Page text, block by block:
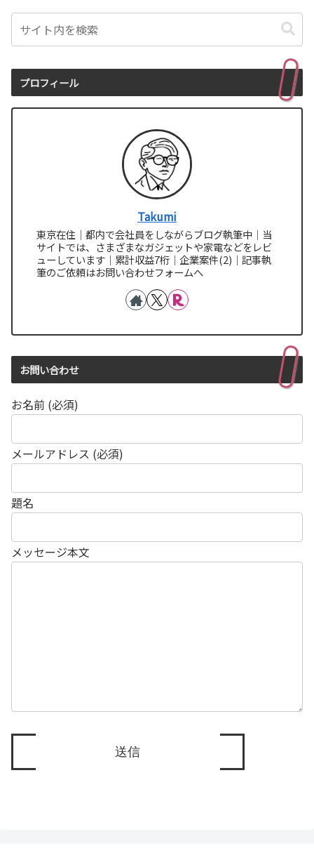
プロフィール
Takumi
東京在住｜都内で会社員をしながらブログ執筆中｜当
サイトでは、さまざまなガジェットや家電などをレビ
ューしています｜累計収益7桁｜企業案件(2)｜記事執
筆のご依頼はお問い合わせフォームへ
お問い合わせ
お名前 (必須)
メールアドレス (必須)
題名
メッセージ本文